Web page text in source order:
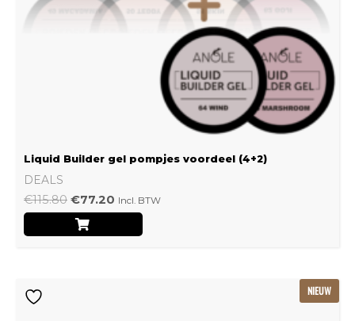
Liquid Builder gel pompjes voordeel (4+2)
DEALS
€115.80 €77.20 Incl. BTW
NIEUW